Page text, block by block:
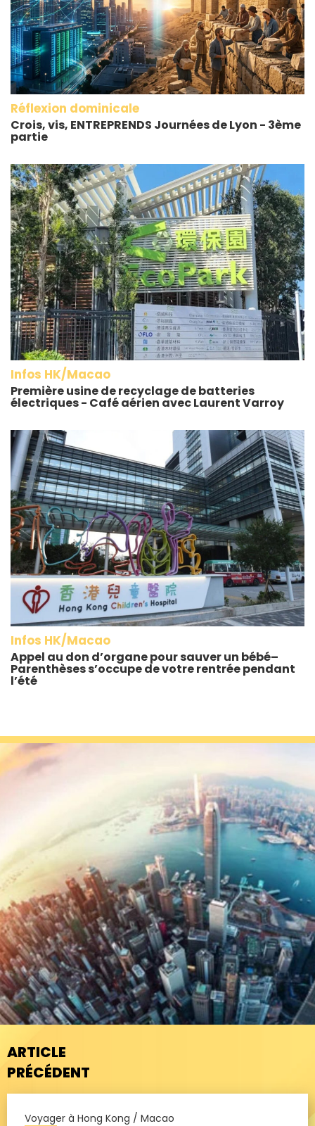
Réflexion dominicale
Crois, vis, ENTREPRENDS Journées de Lyon - 3ème
partie
Infos HK/Macao
Première usine de recyclage de batteries
électriques - Café aérien avec Laurent Varroy
Infos HK/Macao
Appel au don d’organe pour sauver un bébé–
Parenthèses s’occupe de votre rentrée pendant
l’été
ARTICLE
PRÉCÉDENT
Voyager à Hong Kong / Macao